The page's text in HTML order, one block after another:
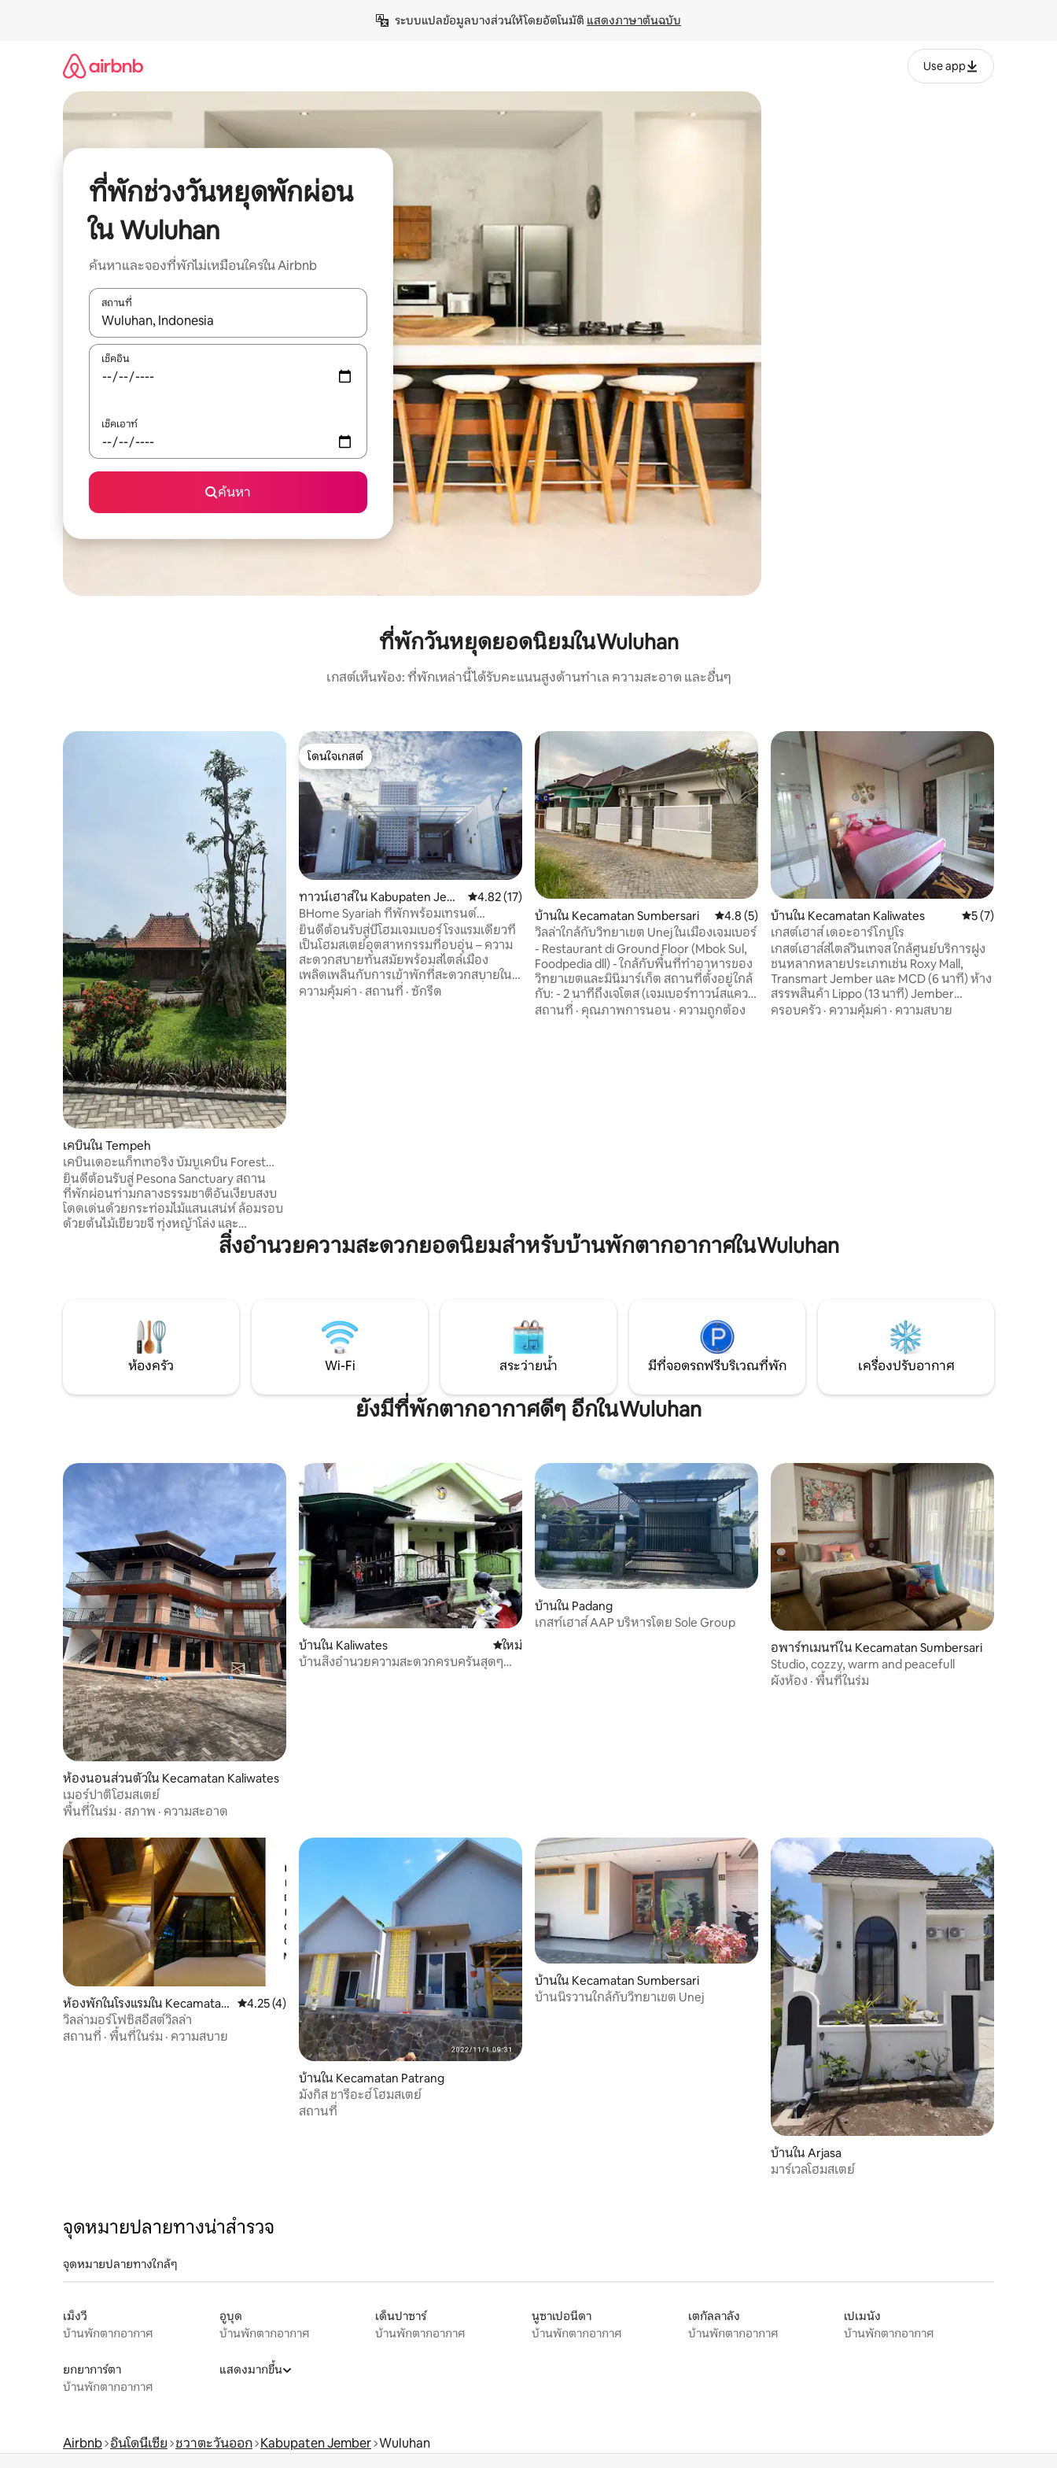
ระบบแปลข้อมูลบางส่วนให้โดยอัตโนมัติ แสดงภาษาต้นฉบับ
Use app
ที่พักช่วงวันหยุดพักผ่อน
ใน Wuluhan
ค้นหาและจองที่พักไม่เหมือนใครใน Airbnb
สถานที่
ใช้ลูกศรขึ้นลง หรือใช้การสัมผัสหรือปัด เพื่อสำรวจผลการค้นหา
เช็คอิน
เช็คเอาท์
ค้นหา
ที่พักวันหยุดยอดนิยมในWuluhan
เกสต์เห็นพ้อง: ที่พักเหล่านี้ได้รับคะแนนสูงด้านทำเล ความสะอาด และอื่นๆ
เคบินใน Tempeh
เคบินเดอะแก็ทเทอริง บัมบูเคบิน Forest
Cabin
ยินดีต้อนรับสู่ Pesona Sanctuary สถาน
ที่พักผ่อนท่ามกลางธรรมชาติอันเงียบสงบ
โดดเด่นด้วยกระท่อมไม้แสนเสน่ห์ ล้อมรอบ
ด้วยต้นไม้เขียวขจี ทุ่งหญ้าโล่ง และ
บรรยากาศธรรมชาติอันสงบเงียบ ออกแบบ
มาสำหรับผู้ที่ต้องการหลีกหนีความวุ่นวาย
สำหรับการเข้าพักเป็นกลุ่มและการจัด
กิจกรรมพักผ่อน สามารถรองรับแขกได้ถึง
15-20 ท่านอย่างสะดวกสบาย ด้วยกระท่อม
ไม้ส่วนตัวและกระท่อมรวมขนาดใหญ่
โดนใจเกสต์
โดนใจเกสต์
ทาวน์เฮาส์ใน Kabupaten Jem
ber
คะแนนเฉลี่ย 4.82 จาก 5, 17 รีวิว
4.82 (17)
BHome Syariah ที่พักพร้อมเทรนด์
อุตสาหกรรม
ยินดีต้อนรับสู่บีโฮมเจมเบอร์ โรงแรมเดียวที่
เป็นโฮมสเตย์อุตสาหกรรมที่อบอุ่น – ความ
สะดวกสบายทันสมัยพร้อมสไตล์เมือง
เพลิดเพลินกับการเข้าพักที่สะดวกสบายใน
โฮมสเตย์สไตล์อินดัสเตรียลของเราที่มี
คอนกรีตโปนเปิด ตกแต่งด้วยเหล็กสีดำ และ
ความคุ้มค่า · สถานที่ · ซักรีด
บ้านใน Kecamatan Sumbersari คะแนนเฉลี่ย 4.8 จาก 5, 5 รีวิว
4.8 (5)
วิลล่าใกล้กับวิทยาเขต Unej ในเมืองเจมเบอร์
- Restaurant di Ground Floor (Mbok Sul,
Foodpedia dll) - ใกล้กับพื้นที่ทำอาหารของ
วิทยาเขตและมินิมาร์เก็ต สถานที่ตั้งอยู่ใกล้
กับ: - 2 นาทีถึงเจโตส (เจมเบอร์ทาวน์สแควร์)
- 5 นาทีถึงโรงพยาบาลทันตกรรมและปาก
UNEJ - 5 นาทีถึงเจมเบอร์สเตทโพลีเทคนิค -
สถานที่ · คุณภาพการนอน · ความถูกต้อง
บ้านใน Kecamatan Kaliwates คะแนนเฉลี่ย 5 จา
5 (7)
เกสต์เฮาส์ เดอะอาร์โกปูโร
เกสต์เฮาส์สไตล์วินเทจส ใกล้ศูนย์บริการฝูง
ชนหลากหลายประเภทเช่น Roxy Mall,
Transmart Jember และ MCD (6 นาที) ห้าง
สรรพสินค้า Lippo (13 นาที) Jember
Square (15 นาที) ห้องออกกำลังกาย (1 นาที)
ที่พักดีเหมาะแก่การพักผ่อนอย่างมีความสุข
ครอบครัว · ความคุ้มค่า · ความสบาย
สิ่งอำนวยความสะดวกยอดนิยมสำหรับบ้านพักตากอากาศในWuluhan
ห้องครัว Wi-Fi สระว่ายน้ำ มีที่จอดรถฟรีบริเวณที่พัก เครื่องปรับอากาศ
ยังมีที่พักตากอากาศดีๆ อีกในWuluhan
ห้องนอนส่วนตัวใน Kecamatan Kaliwates
เมอร์ปาติโฮมสเตย์
พื้นที่ในร่ม · สภาพ · ความสะอาด
บ้านใน Kaliwates ที่พักใหม่
ใหม่
บ้านสิ่งอำนวยความสะดวกครบครันสุดๆ
บ้านใน Padang
เกสท์เฮาส์ AAP บริหารโดย Sole Group
อพาร์ทเมนท์ใน Kecamatan Sumbersari
Studio, cozzy, warm and peacefull
ผังห้อง · พื้นที่ในร่ม
ห้องพักในโรงแรมใน Kecamatan
Kaliwates
คะแนนเฉลี่ย 4.25 จาก 5, 4 รีวิว
4.25 (4)
วิลล่ามอร์โฟซิสอีสต์วิลล่า
สถานที่ · พื้นที่ในร่ม · ความสบาย
บ้านใน Kecamatan Patrang
มังกิส ชารีอะฮ์ โฮมสเตย์
สถานที่
บ้านใน Kecamatan Sumbersari
บ้านนิรวานใกล้กับวิทยาเขต Unej
บ้านใน Arjasa
มาร์เวลโฮมสเตย์
จุดหมายปลายทางน่าสำรวจ
จุดหมายปลายทางใกล้ๆ
เม็งวี
บ้านพักตากอากาศ
อูบุด
บ้านพักตากอากาศ
เด็นปาซาร์
บ้านพักตากอากาศ
นูซาเปอนีดา
บ้านพักตากอากาศ
เตกัลลาลัง
บ้านพักตากอากาศ
เปเมนัง
บ้านพักตากอากาศ
ยกยาการ์ตา
บ้านพักตากอากาศ
แสดงมากขึ้น
Airbnb อินโดนีเซีย ชวาตะวันออก Kabupaten Jember Wuluhan